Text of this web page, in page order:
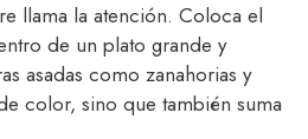
llama la atención. Coloca el
de un plato grande y
asadas como zanahorias y
color, sino que también suma